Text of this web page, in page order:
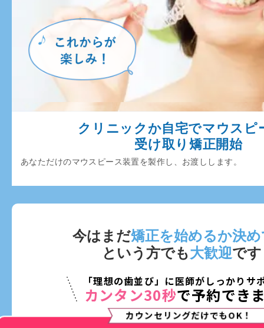
クリニックか自宅でマウスピ
受け取り矯正開始
あなただけのマウスピース装置を製作し、お渡しします。
今はまだ矯正を始めるか決
という方でも大歓迎で
「理想の歯並び」に医師がしっかりサ
カンタン30秒で予約でき
カウンセリングだけでもOK！